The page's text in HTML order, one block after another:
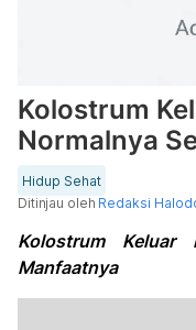
Kolostrum
Normalnya
Hidup Sehat
Ditinjau oleh Redaksi
Kolostrum
Manfaatnya